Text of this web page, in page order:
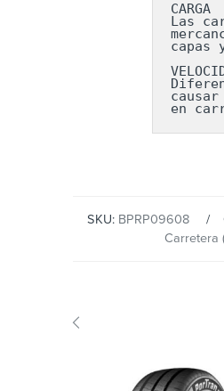
CARGA
Las
capas
en
SKU: BPRP09608
Carretera